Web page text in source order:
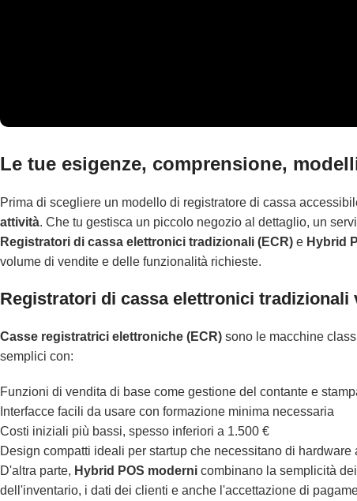
Le tue esigenze, comprensione,
Prima di scegliere un modello di registratore di cassa
attività. Che tu gestisca un piccolo negozio al dettaglio, un
Registratori di cassa elettronici tradizionali (ECR) e Hybrid
volume di vendite e delle funzionalità richieste.
Registratori di cassa elettronici tradizionali
Casse registratrici elettroniche (ECR) sono le macchine
semplici con:
Funzioni di vendita di base come gestione del contante e
Interfacce facili da usare con formazione minima necessaria
Costi iniziali più bassi, spesso inferiori a 1.500 €
Design compatti ideali per startup che necessitano di hardware
D'altra parte, Hybrid POS moderni combinano la semplicità
dell'inventario, i dati dei clienti e anche l'accettazione di